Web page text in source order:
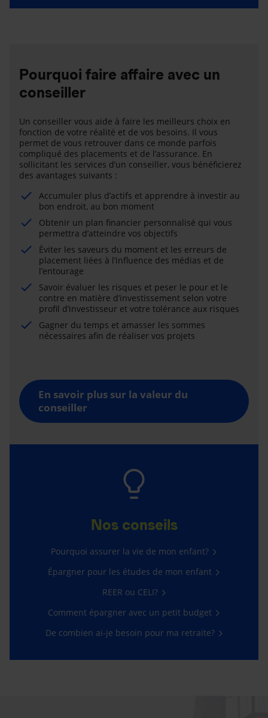
Pourquoi faire affaire avec un
conseiller
Un conseiller vous aide à faire les meilleurs choix en
fonction de votre réalité et de vos besoins. Il vous
permet de vous retrouver dans ce monde parfois
compliqué des placements et de l’assurance. En
sollicitant les services d’un conseiller, vous bénéficierez
des avantages suivants :
Accumuler plus d’actifs et apprendre à investir au
bon endroit, au bon moment
Obtenir un plan financier personnalisé qui vous
permettra d’atteindre vos objectifs
Éviter les saveurs du moment et les erreurs de
placement liées à l’influence des médias et de
l’entourage
Savoir évaluer les risques et peser le pour et le
contre en matière d’investissement selon votre
profil d’investisseur et votre tolérance aux risques
Gagner du temps et amasser les sommes
nécessaires afin de réaliser vos projets
En savoir plus sur la valeur du
conseiller
Nos conseils
Pourquoi assurer la vie de mon enfant?
Épargner pour les études de mon enfant
REER ou CELI?
Comment épargner avec un petit budget
De combien ai-je besoin pour ma retraite?